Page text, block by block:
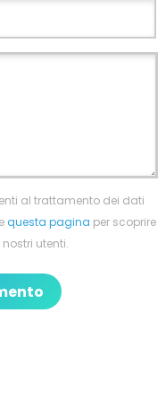
al trattamento dei dati
questa pagina per scoprire
utenti.